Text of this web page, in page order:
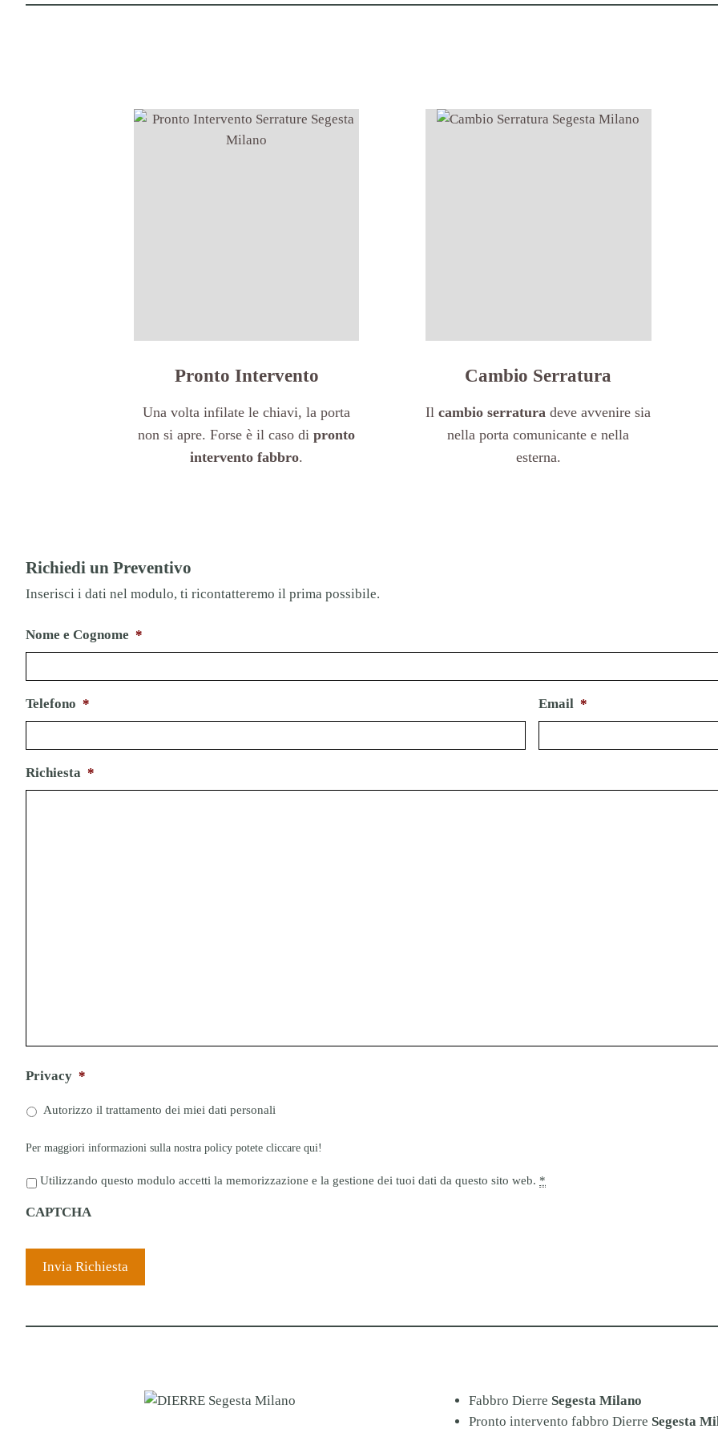
Pronto Intervento
Una volta infilate le chiavi, la porta
non si apre. Forse è il caso dipronto
intervento fabbro.
Cambio Serratura
Ilcambio serratura deve avvenire sia
nella porta comunicante e nella
esterna.
Richiedi un Preventivo
Inserisci i dati nel modulo, ti ricontatteremo il prima possibile.
Nome e Cognome *
Telefono * Email *
Richiesta *
Privacy *
Autorizzo il trattamento dei miei dati personali
Per maggiori informazioni sulla nostra policy potete cliccare qui!
P
i
a
Utilizzando questo modulo accetti la memorizzazione e la gestione dei tuoi dati da questo sito web. *
CAPTCHA
Fabbro Dierre Segesta Milano
Pronto intervento fabbro Dierre Segesta